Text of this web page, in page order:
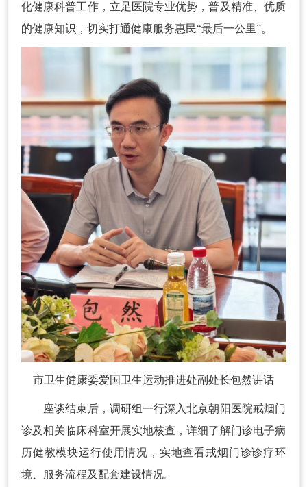
化健康科普工作，立足医院专业优势，普及精准、优质
的健康知识，切实打通健康服务惠民“最后一公里”。
市卫生健康委爱国卫生运动推进处副处长包然讲话
座谈结束后，调研组一行深入北京朝阳医院戒烟门
诊及相关临床科室开展实地核查，详细了解门诊电子病
历健教模块运行使用情况，实地查看戒烟门诊诊疗环
境、服务流程及配套建设情况。